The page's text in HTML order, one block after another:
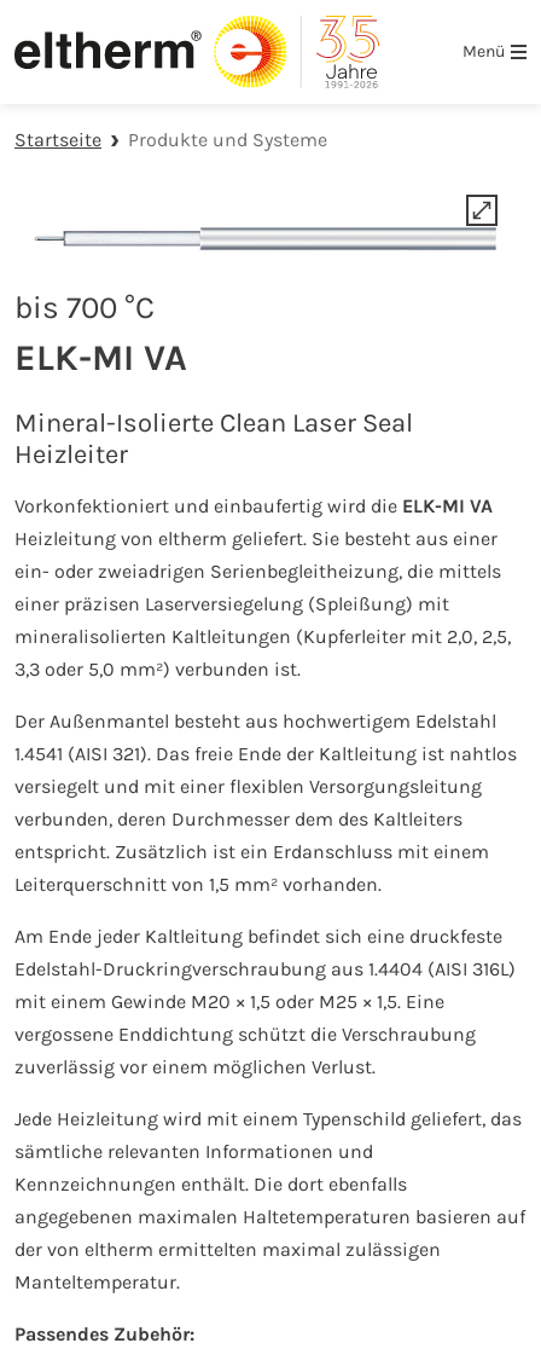
Zur Hauptnavigation springen
Zum Hauptinhalt springen
Zur Fußzeile der Seite springen
Menü
Startseite Produkte und Systeme
bis 700 °C
ELK-MI VA
Mineral-Isolierte Clean Laser Seal
Heizleiter
Vorkonfektioniert und einbaufertig wird die ELK-MI VA
Heizleitung von eltherm geliefert. Sie besteht aus einer
ein- oder zweiadrigen Serienbegleitheizung, die mittels
einer präzisen Laserversiegelung (Spleißung) mit
mineralisolierten Kaltleitungen (Kupferleiter mit 2,0, 2,5,
3,3 oder 5,0 mm²) verbunden ist.
Der Außenmantel besteht aus hochwertigem Edelstahl
1.4541 (AISI 321). Das freie Ende der Kaltleitung ist nahtlos
versiegelt und mit einer flexiblen Versorgungsleitung
verbunden, deren Durchmesser dem des Kaltleiters
entspricht. Zusätzlich ist ein Erdanschluss mit einem
Leiterquerschnitt von 1,5 mm² vorhanden.
Am Ende jeder Kaltleitung befindet sich eine druckfeste
Edelstahl-Druckringverschraubung aus 1.4404 (AISI 316L)
mit einem Gewinde M20 × 1,5 oder M25 × 1,5. Eine
vergossene Enddichtung schützt die Verschraubung
zuverlässig vor einem möglichen Verlust.
Jede Heizleitung wird mit einem Typenschild geliefert, das
sämtliche relevanten Informationen und
Kennzeichnungen enthält. Die dort ebenfalls
angegebenen maximalen Haltetemperaturen basieren auf
der von eltherm ermittelten maximal zulässigen
Manteltemperatur.
Passendes Zubehör: